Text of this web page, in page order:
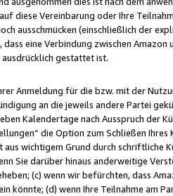
diese Vereinbarung oder Ihre
ausschmücken (einschließlich der
eine Verbindung zwischen
gestattet ist.
Anmeldung für die bzw. mit der
an die jeweils andere Partei
Kalendertage nach Ausspruch der
die Option zum Schließen Ihres
wichtigem Grund durch schriftliche
Sie darüber hinaus anderweitige
(c) wenn wir befürchten, dass
könnte; (d) wenn Ihre Teilnahme